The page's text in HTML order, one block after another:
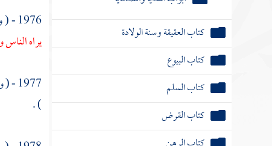
كتاب البيوع
كتاب السلم
كتاب القرض
كتاب الرهن
كتاب الحوالة والضمان
1976 - ( وعن
يراه
1977 - ( وعن
) .